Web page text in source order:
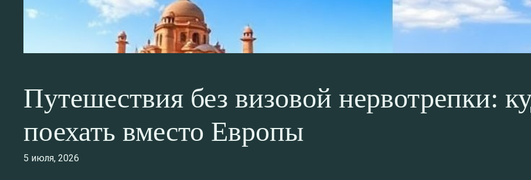
Путешествия без визовой нервотрепки:
поехать вместо Европы
5 июля, 2026